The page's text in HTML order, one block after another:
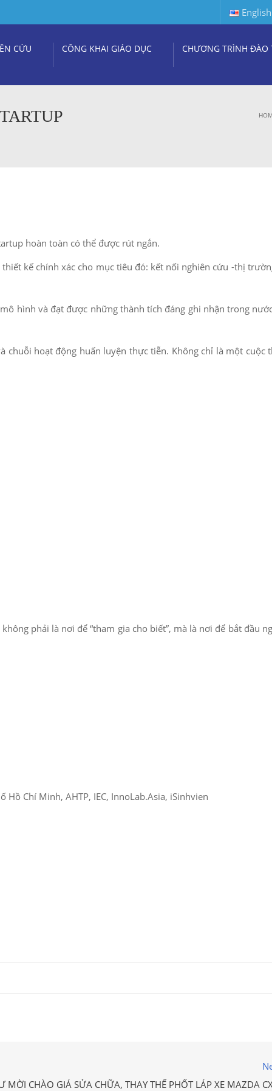
English
CỨU CÔNG KHAI GIÁO DỤC CHƯƠNG TRÌNH ĐÀO
hoàn toàn có thể được rút ngắn.
kế chính xác cho mục tiêu đó: kết nối nghiên cứu -thị
hình và đạt được những thành tích đáng ghi nhận trong
hoạt động huấn luyện thực tiễn. Không chỉ là một cuộc
phải là nơi để “tham gia cho biết”, mà là nơi để bắt đầu
Chí Minh, AHTP, IEC, InnoLab.Asia, iSinhvien
MỜI CHÀO GIÁ SỬA CHỮA, THAY THẾ PHỐT LÁP XE MAZDA